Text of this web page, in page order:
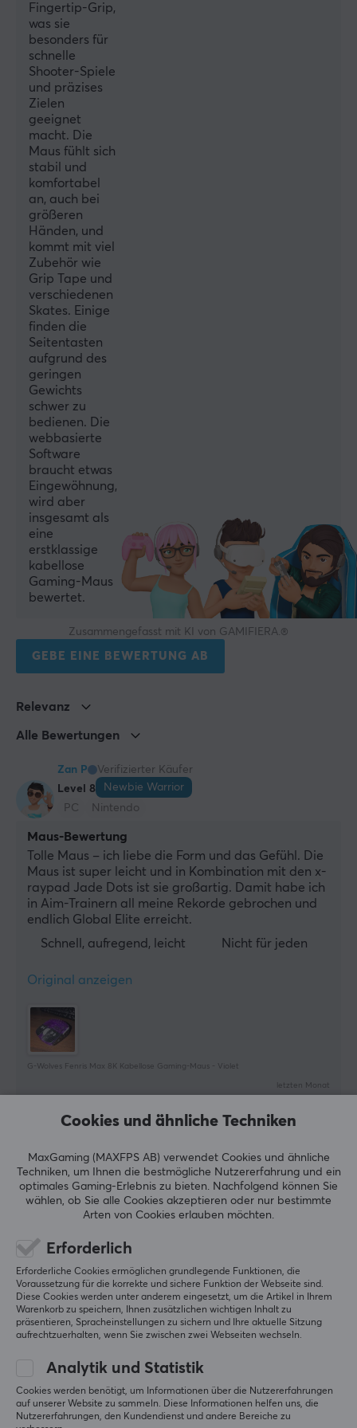
Kabellos
Ja
EIGENSCHAFTEN
Sensor-Modell
PMW-3950
DPI
30000 dpi
Farbe
Lila
IPS
750
GARANTIE
Herstellergarantie
1 jahr garantie
GRÖSSE UND GEWICHT
Kabellänge
1.6 meter
Breite
61 mm
Höhe
31 mm
Tiefe
Gewicht
22.4 g
Fingertip-Grip,
was sie
besonders für
schnelle
Shooter-Spiele
und präzises
Zielen
geeignet
macht. Die
Maus fühlt sich
stabil und
komfortabel
an, auch bei
größeren
Händen, und
kommt mit viel
Zubehör wie
Grip Tape und
verschiedenen
Skates. Einige
finden die
Seitentasten
aufgrund des
geringen
Gewichts
schwer zu
bedienen. Die
webbasierte
Software
braucht etwas
Eingewöhnung,
wird aber
insgesamt als
eine
erstklassige
kabellose
Gaming-Maus
bewertet.
Zusammengefasst mit KI von GAMIFIERA.®
GEBE EINE BEWERTUNG AB
Relevanz
Alle Bewertungen
Zan P
Verifizierter Käufer
Level 8
Newbie Warrior
PC
Nintendo
Maus-Bewertung
Tolle Maus – ich liebe die Form und das Gefühl. Die
Maus ist super leicht und in Kombination mit den x-
raypad Jade Dots ist sie großartig. Damit habe ich
in Aim-Trainern all meine Rekorde gebrochen und
endlich Global Elite erreicht.
Schnell, aufregend, leicht
Nicht für jeden
Original anzeigen
G-Wolves Fenris Max 8K Kabellose Gaming-Maus - Violet
letzten Monat
Level 5
Bossy Scout
Super Maus mit viel Zubehör
Absolut irrsinnig leichte Maus. Fühlt sich an wie
auswechseln sowie grip tape ohne ende-
Superlight von Logitech jemals was will man mehr?
Fenrir max 8k + glaspad = mindcontrol.
Super leicht
Viel Zubehör (Travel case, grip tape, feet, 2x
Side buttons
Browser based configuration/kein bloat
Unterseite offen
Super leicht
Cookies und ähnliche Techniken
MaxGaming (MAXFPS AB) verwendet Cookies und ähnliche
Techniken, um Ihnen die bestmögliche Nutzererfahrung und ein
optimales Gaming-Erlebnis zu bieten. Nachfolgend können Sie
wählen, ob Sie alle Cookies akzeptieren oder nur bestimmte
Arten von Cookies erlauben möchten.
Erforderlich
Erforderliche Cookies ermöglichen grundlegende Funktionen, die
Voraussetzung für die korrekte und sichere Funktion der Webseite sind.
Diese Cookies werden unter anderem eingesetzt, um die Artikel in Ihrem
Warenkorb zu speichern, Ihnen zusätzlichen wichtigen Inhalt zu
präsentieren, Spracheinstellungen zu sichern und Ihre aktuelle Sitzung
aufrechtzuerhalten, wenn Sie zwischen zwei Webseiten wechseln.
Analytik und Statistik
Cookies werden benötigt, um Informationen über die Nutzererfahrungen
auf unserer Website zu sammeln. Diese Informationen helfen uns, die
Nutzererfahrungen, den Kundendienst und andere Bereiche zu